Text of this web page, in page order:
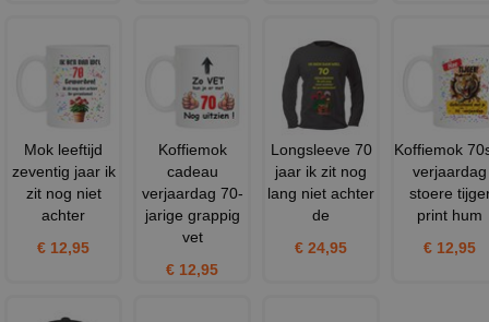
Mok leeftijd
zeventig jaar ik
zit nog niet
achter
€ 12,95
Koffiemok
cadeau
verjaardag 70-
jarige grappig
vet
€ 12,95
Longsleeve 70
jaar ik zit nog
lang niet achter
de
€ 24,95
Koffiemok
verjaardag
stoere
print hum
€ 12,95